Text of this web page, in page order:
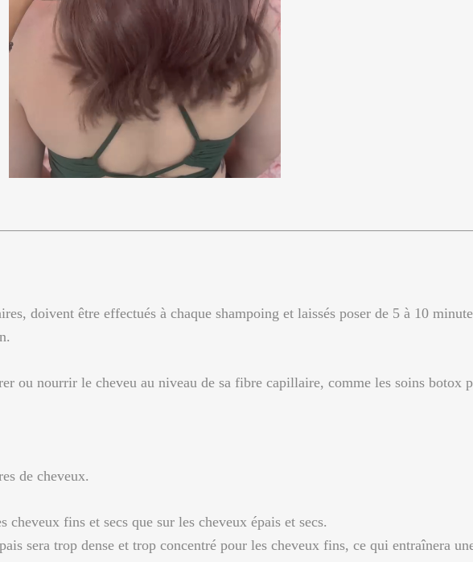
doivent être effectués à chaque shampoing et laissés poser de 5 à 10
ou nourrir le cheveu au niveau de sa fibre capillaire, comme les soins botox
de cheveux.
fins et secs que sur les cheveux épais et secs.
sera trop dense et trop concentré pour les cheveux fins, ce qui entraînera